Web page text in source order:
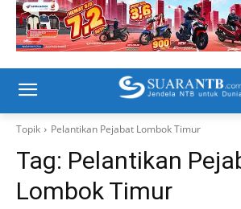
Topik Pelantikan Pejabat Lombok Timur
Tag: Pelantikan
Lombok Timur